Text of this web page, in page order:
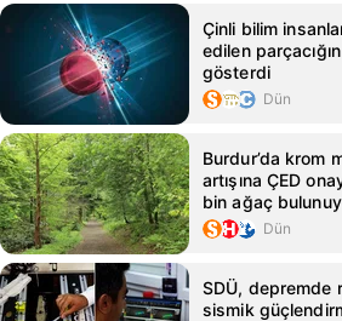
Çinli bilim
edilen
gösterdi
Dün
Burdur’da krom
artışına ÇED
bin ağaç
Dün
SDÜ, depremde
sismik